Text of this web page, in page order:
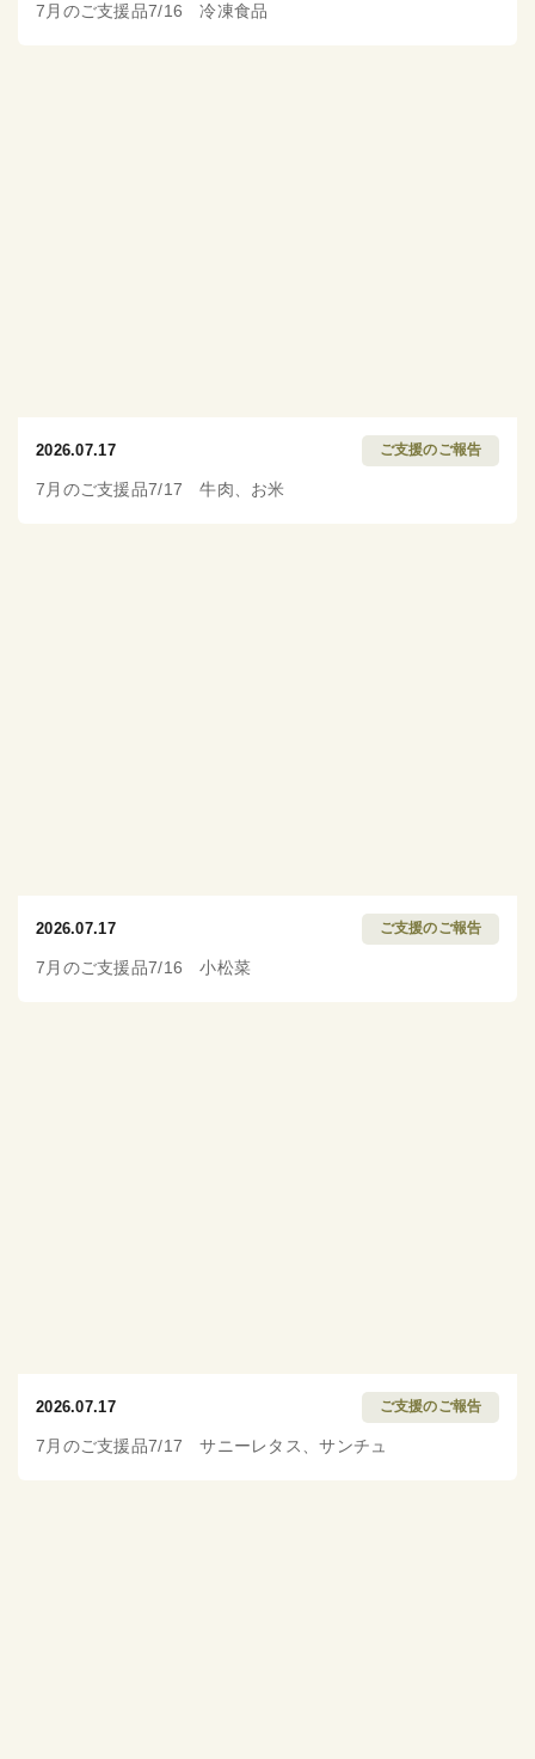
7月のご支援品7/16 冷凍食品
2026.07.17 ご支援のご報告
7月のご支援品7/17 牛肉、お米
2026.07.17 ご支援のご報告
7月のご支援品7/16 小松菜
2026.07.17 ご支援のご報告
7月のご支援品7/17 サニーレタス、サンチュ